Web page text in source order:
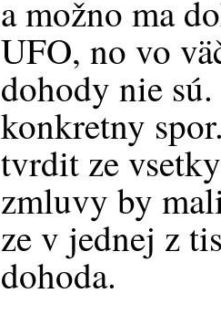
a možno ma
UFO, no vo
dohody nie
konkretny
tvrdit ze
zmluvy by
ze v jednej z
dohoda.